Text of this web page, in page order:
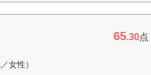
65.30点
女性）